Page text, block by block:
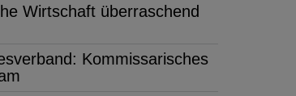
Wirtschaft überraschend
Kommissarisches